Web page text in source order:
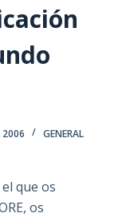
2006 GENERAL
que os
os